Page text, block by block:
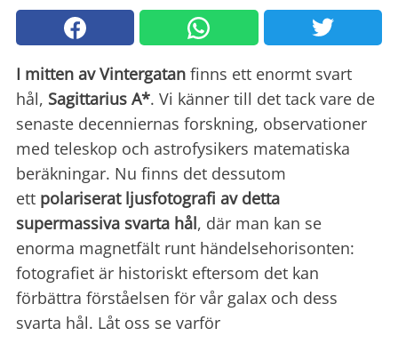
I mitten av Vintergatan finns ett enormt svart
hål, Sagittarius A*. Vi känner till det tack vare de
senaste decenniernas forskning, observationer
med teleskop och astrofysikers matematiska
beräkningar. Nu finns det dessutom
ett polariserat ljusfotografi av detta
supermassiva svarta hål, där man kan se
enorma magnetfält runt händelsehorisonten:
fotografiet är historiskt eftersom det kan
förbättra förståelsen för vår galax och dess
svarta hål. Låt oss se varför